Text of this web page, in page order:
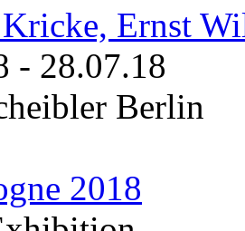
Ernst
- 28.07.18
Berlin
2018